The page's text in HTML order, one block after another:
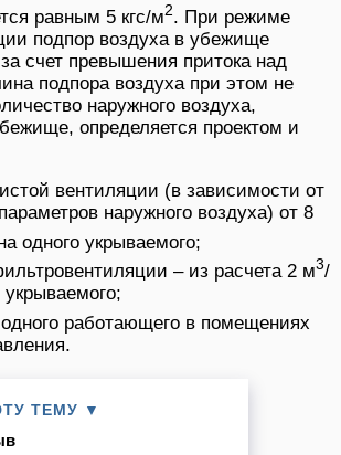
равным 5 кгс/м2. При режиме
подпор воздуха в убежище
счет превышения притока над
подпора воздуха при этом не
наружного воздуха,
определяется проектом и
вентиляции (в зависимости от
наружного воздуха) от 8
одного укрываемого;
– из расчета 2 м3/
укрываемого;
работающего в помещениях
ТЕМУ ▼